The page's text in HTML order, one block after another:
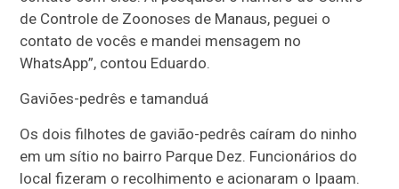
de Controle de Zoonoses de Manaus, peguei o
contato de vocês e mandei mensagem no
WhatsApp”, contou Eduardo.
Gaviões-pedrês e tamanduá
Os dois filhotes de gavião-pedrês caíram do ninho
em um sítio no bairro Parque Dez. Funcionários do
local fizeram o recolhimento e acionaram o Ipaam.